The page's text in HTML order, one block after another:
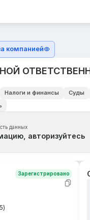
компанией
Налоги и финансы Суды
данных
авторизуйтесь
Зарегистрировано